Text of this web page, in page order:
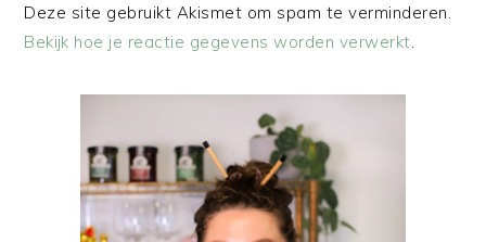
Deze site gebruikt Akismet om spam te verminderen.
Bekijk hoe je reactie gegevens worden verwerkt.